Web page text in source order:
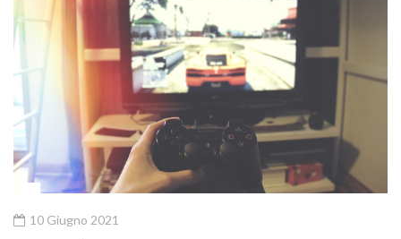
10 Giugno 2021